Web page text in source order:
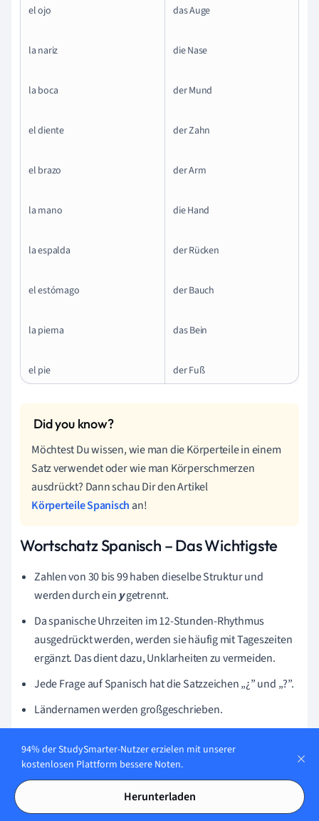
el ojo
la nariz
la boca
el diente
el brazo
la mano
la espalda
el estómago
la pierna
el pie
das Auge
die Nase
der Mund
der Zahn
der Arm
die Hand
der Rücken
der Bauch
das Bein
der Fuß
Möchtest Du wissen, wie man die Körperteile in einem
Satz verwendet oder wie man Körperschmerzen
ausdrückt? Dann schau Dir den Artikel
Körperteile Spanisch an!
Wortschatz Spanisch – Das Wichtigste
Zahlen von 30 bis 99 haben dieselbe Struktur und
werden durch ein ygetrennt.
Da spanische Uhrzeiten im 12-Stunden-Rhythmus
ausgedrückt werden, werden sie häufig mit Tageszeiten
ergänzt. Das dient dazu, Unklarheiten zu vermeiden.
Jede Frage auf Spanisch hat die Satzzeichen „¿” und „?”.
Ländernamen werden großgeschrieben.
Adjektive häufig an das Geschlecht des dazugehörigen
Subjekts angepasst werden.
94% der StudySmarter-Nutzer erzielen mit unserer
kostenlosen Plattform bessere Noten.
Herunterladen